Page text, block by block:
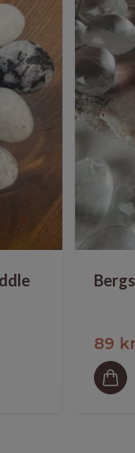
89 kr